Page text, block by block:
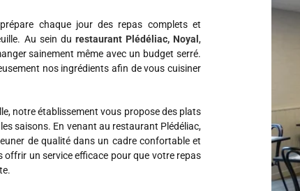
chaque jour des repas complets et
Au sein du restaurant Plédéliac, Noyal,
sainement même avec un budget serré.
nos ingrédients afin de vous cuisiner
notre établissement vous propose des plats
saisons. En venant au restaurant Plédéliac,
de qualité dans un cadre confortable et
un service efficace pour que votre repas